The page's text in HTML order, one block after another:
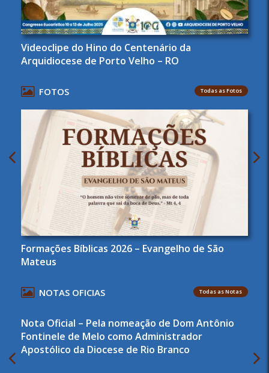
Videoclipe do Hino do Centenário da
Arquidiocese de Porto Velho – RO
FOTOS Todas as Fotos
Formações Bíblicas 2026 – Evangelho de São
Mateus
NOTAS OFICIAS Todas as Notas
Nota Oficial – Pela nomeação de Dom Antônio
Fontinele de Melo como Administrador
Apostólico da Diocese de Rio Branco